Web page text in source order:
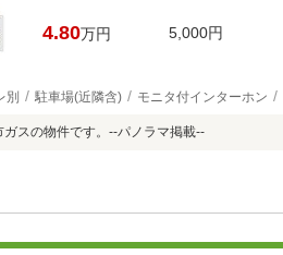
4.80万円 5,000円
別 駐車場(近隣含) モニタ付インターホン
ガスの物件です。--パノラマ掲載--